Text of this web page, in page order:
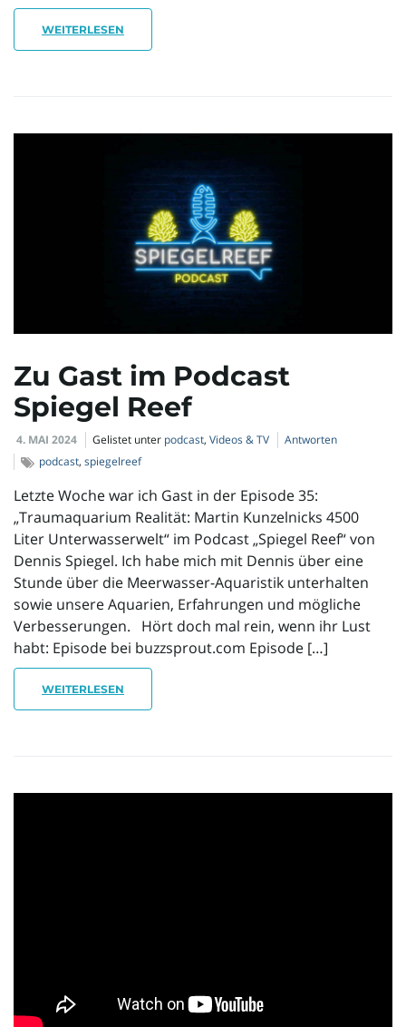
WEITERLESEN
Zu Gast im Podcast
Spiegel Reef
4. MAI 2024 Gelistet unter podcast, Videos & TV
Antworten
podcast, spiegelreef
Letzte Woche war ich Gast in der Episode 35:
„Traumaquarium Realität: Martin Kunzelnicks 4500
Liter Unterwasserwelt“ im Podcast „Spiegel Reef“ von
Dennis Spiegel. Ich habe mich mit Dennis über eine
Stunde über die Meerwasser-Aquaristik unterhalten
sowie unsere Aquarien, Erfahrungen und mögliche
Verbesserungen. Hört doch mal rein, wenn ihr Lust
habt: Episode bei buzzsprout.com Episode […]
WEITERLESEN